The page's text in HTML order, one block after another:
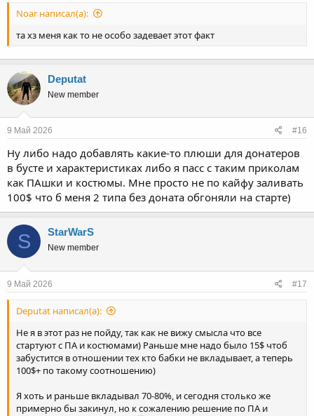
Noar написал(а):
та хз меня как то не особо задевает этот факт
Deputat
New member
9 Май 2026 #16
Ну либо надо добавлять какие-то плюши для донатеров
в бусте и характеристиках либо я пасс с таким приколам
как ПАшки и костюмы. Мне просто не по кайфу заливать
100$ что б меня 2 типа без доната обгоняли на старте)
S StarWarS
New member
9 Май 2026 #17
Deputat написал(а):
Не я в этот раз не пойду, так как не вижу смысла что все
стартуют с ПА и костюмами) Раньше мне надо было 15$ чтоб
забустится в отношении тех кто бабки не вкладывает, а теперь
100$+ по такому соотношению)
Я хоть и раньше вкладывал 70-80%, и сегодня столько же
примерно бы закинул, но к сожалению решение по ПА и